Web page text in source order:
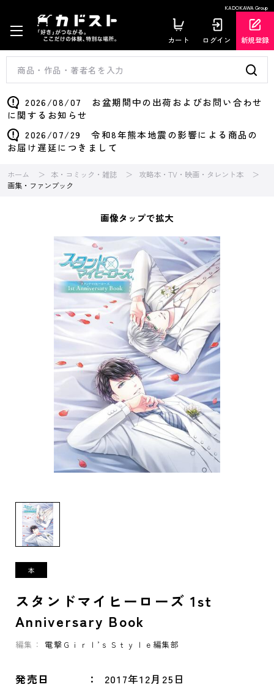
KADOKAWA Group
カート ログイン 新規登録
2026/08/07 お盆期間中の出荷およびお問い合わせ
に関するお知らせ
2026/07/29 令和8年熊本地震の影響による商品の
お届け遅延につきまして
ホーム 本・コミック・雑誌
攻略本・TV・映画・タレント本
画集・ファンブック
画像タップで拡大
スタンドマイヒーローズ 1st
Anniversary Book
編集： 電撃Ｇｉｒｌ’ｓＳｔｙｌｅ編集部
発売日 2017年12月25日